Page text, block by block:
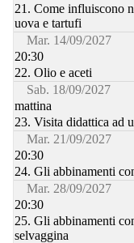
21. Come influiscono
uova e tartufi
Mar. 14/09/2027
20:30
22. Olio e aceti
Sab. 18/09/2027
mattina
23. Visita didattica ad
Mar. 21/09/2027
20:30
24. Gli abbinamenti
Mar. 28/09/2027
20:30
25. Gli abbinamenti
selvaggina